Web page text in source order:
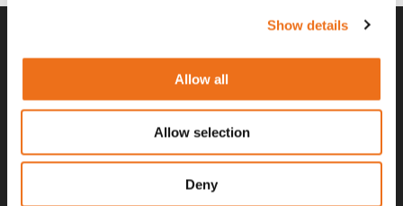
Show details
Allow all
Allow selection
Deny
Alla priser på tillbehör och tillval gäller vid köp av ny maskin. Priserna
gäller inte vid köp av enskild produkt, till exempel